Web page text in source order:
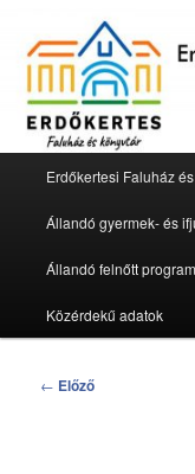
elsődleges
tartalomra
Erdőkertesi Faluház
Állandó gyermek- és
Állandó felnőtt
Közérdekű adatok
Bejegyzés
← Előző